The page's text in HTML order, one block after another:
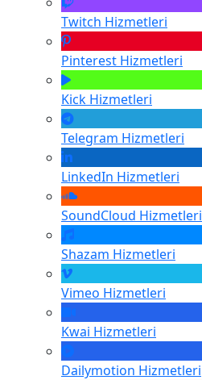
Twitch Hizmetleri
Pinterest Hizmetleri
Kick Hizmetleri
Telegram Hizmetleri
LinkedIn Hizmetleri
SoundCloud Hizmetleri
Shazam Hizmetleri
Vimeo Hizmetleri
Kwai Hizmetleri
Dailymotion Hizmetleri